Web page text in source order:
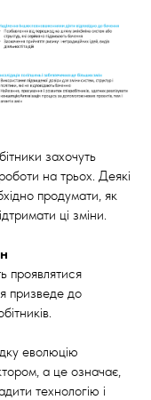
захочуть
на трьох. Деякі
продумати, як
ці зміни.
проявлятися
призведе до
еволюцію
а це означає,
технологію і